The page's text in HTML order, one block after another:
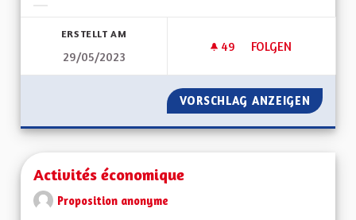
ERSTELLT AM
29/05/2023
49 49 FOLLOWER
FOLGEN
ATOUTS ET
VORSCHLAG ANZEIGEN
Activités économique
Proposition anonyme